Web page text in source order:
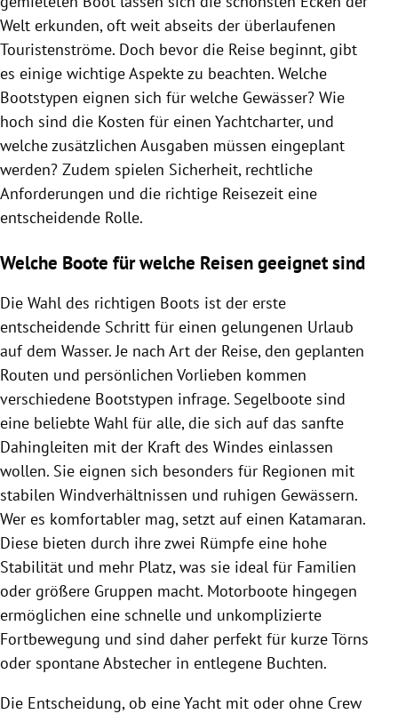
Welt erkunden, oft weit abseits der überlaufenen
Touristenströme. Doch bevor die Reise beginnt, gibt
es einige wichtige Aspekte zu beachten. Welche
Bootstypen eignen sich für welche Gewässer? Wie
hoch sind die Kosten für einen Yachtcharter, und
welche zusätzlichen Ausgaben müssen eingeplant
werden? Zudem spielen Sicherheit, rechtliche
Anforderungen und die richtige Reisezeit eine
entscheidende Rolle.
Welche Boote für welche Reisen geeignet sind
Die Wahl des richtigen Boots ist der erste
entscheidende Schritt für einen gelungenen Urlaub
auf dem Wasser. Je nach Art der Reise, den geplanten
Routen und persönlichen Vorlieben kommen
verschiedene Bootstypen infrage. Segelboote sind
eine beliebte Wahl für alle, die sich auf das sanfte
Dahingleiten mit der Kraft des Windes einlassen
wollen. Sie eignen sich besonders für Regionen mit
stabilen Windverhältnissen und ruhigen Gewässern.
Wer es komfortabler mag, setzt auf einen Katamaran.
Diese bieten durch ihre zwei Rümpfe eine hohe
Stabilität und mehr Platz, was sie ideal für Familien
oder größere Gruppen macht. Motorboote hingegen
ermöglichen eine schnelle und unkomplizierte
Fortbewegung und sind daher perfekt für kurze Törns
oder spontane Abstecher in entlegene Buchten.
Die Entscheidung, ob eine Yacht mit oder ohne Crew